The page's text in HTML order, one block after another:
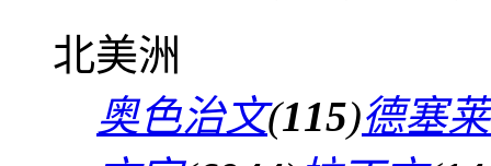
北美洲
奥色治文(115)德塞